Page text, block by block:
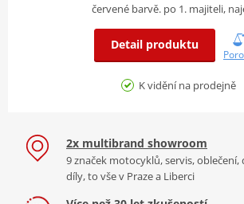
červené barvě. po 1. majiteli,
Detail produktu
K vidění na prodejně
2x multibrand showroom
9 značek motocyklů, servis,
díly, to vše v Praze a Liberci